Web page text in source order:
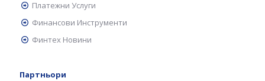
Платежни Услуги
Финансови Инструменти
Финтех Новини
Партньори